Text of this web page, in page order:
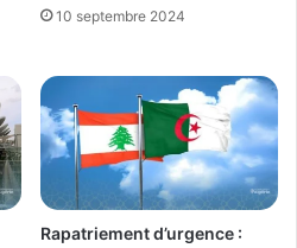
10 septembre 2024
Rapatriement d’urgence :